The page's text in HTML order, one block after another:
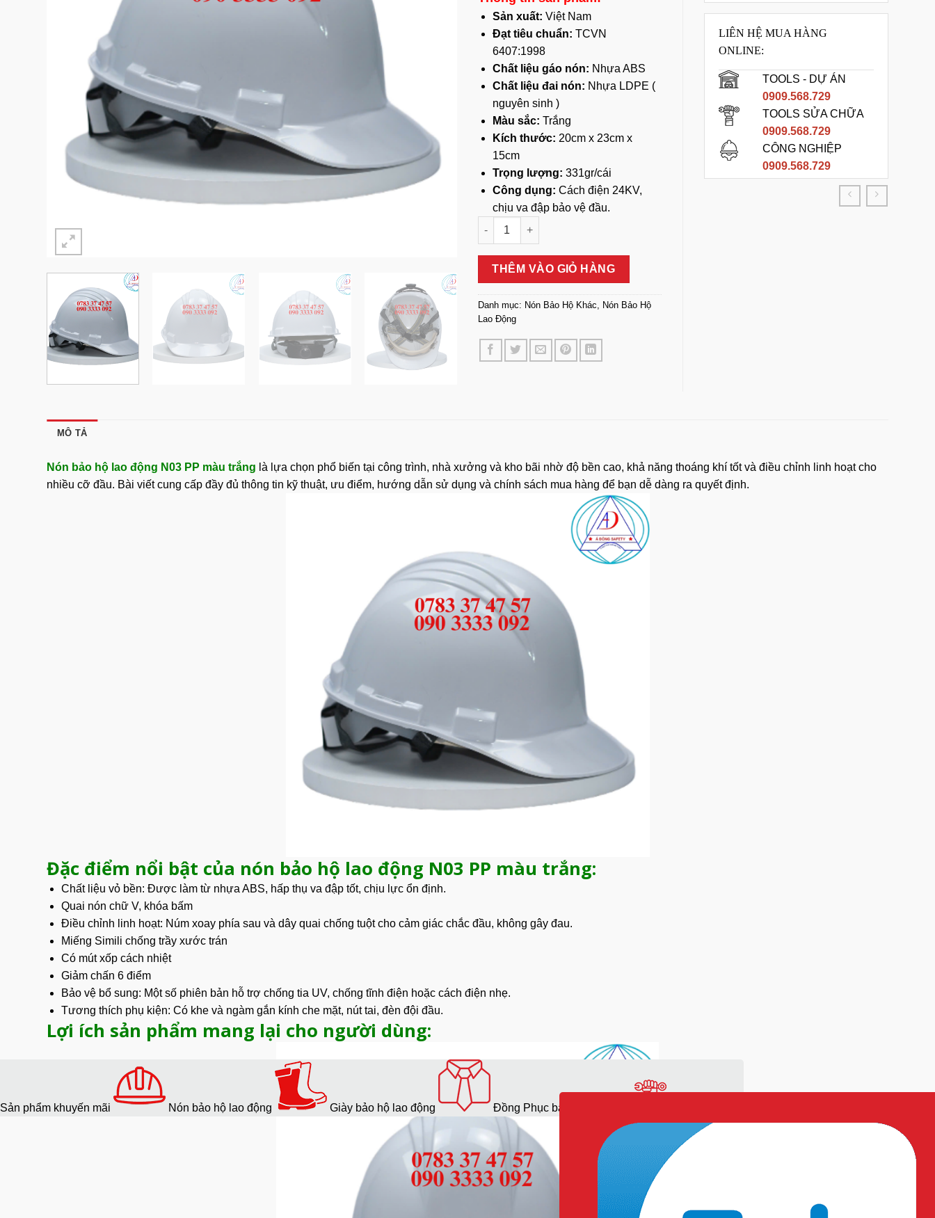
Sản xuất: Việt Nam
Đạt tiêu chuẩn: TCVN
6407:1998
Chất liệu gáo nón: Nhựa ABS
Chất liệu đai nón: Nhựa LDPE (
nguyên sinh )
Màu sắc: Trắng
Kích thước: 20cm x 23cm x
15cm
Trọng lượng: 331gr/cái
Công dụng: Cách điện 24KV,
chịu va đập bảo vệ đầu.
Nón Bảo Hộ Lao Động N03 PP Màu Trắng số lượng
THÊM VÀO GIỎ HÀNG
Danh mục: Nón Bảo Hộ Khác
Nón Bảo Hộ
Lao Động
LIÊN HỆ MUA HÀNG
ONLINE:
TOOLS - DỰ ÁN
0909.568.729
TOOLS SỬA CHỮA
0909.568.729
CÔNG NGHIỆP
0909.568.729
MÔ TẢ
Nón bảo hộ lao động N03 PP màu trắng là lựa chọn phổ biến tại công trình, nhà xưởng và kho bãi nhờ độ bền cao, khả năng thoáng khí tốt và điều chỉnh linh hoạt cho
nhiều cỡ đầu. Bài viết cung cấp đầy đủ thông tin kỹ thuật, ưu điểm, hướng dẫn sử dụng và chính sách mua hàng để bạn dễ dàng ra quyết định.
Đặc điểm nổi bật của nón bảo hộ lao động N03 PP màu trắng:
Chất liệu vỏ bền: Được làm từ nhựa ABS, hấp thụ va đập tốt, chịu lực ổn định.
Quai nón chữ V, khóa bấm
Điều chỉnh linh hoạt: Núm xoay phía sau và dây quai chống tuột cho cảm giác chắc đầu, không gây đau.
Miếng Simili chống trầy xước trán
Có mút xốp cách nhiệt
Giảm chấn 6 điểm
Bảo vệbổ sung: Một số phiên bản hỗ trợ chống tia UV, chống tĩnh điện hoặc cách điện nhẹ.
Tương thích phụ kiện: Có khe và ngàm gắn kính che mặt, nút tai, đèn đội đầu.
Lợi ích sản phẩm mang lại cho người dùng:
Sản phẩm khuyến mãi Nón bảo hộ lao động Giày bảo hộ lao động Đồng Phục bảo hộ lao động